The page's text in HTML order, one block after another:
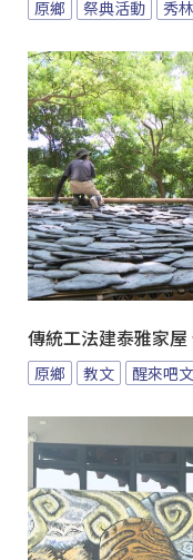
原鄉 祭典活動 秀
傳統工法建泰雅家
原鄉 教文 醒來吧